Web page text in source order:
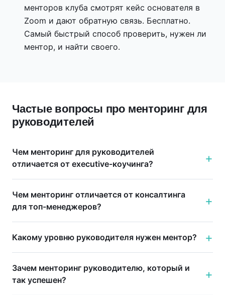
менторов клуба смотрят кейс основателя в
Zoom и дают обратную связь. Бесплатно.
Самый быстрый способ проверить, нужен ли
ментор, и найти своего.
Частые вопросы про менторинг для
руководителей
Чем менторинг для руководителей
отличается от executive-коучинга?
Чем менторинг отличается от консалтинга
для топ-менеджеров?
Какому уровню руководителя нужен ментор?
Зачем менторинг руководителю, который и
так успешен?